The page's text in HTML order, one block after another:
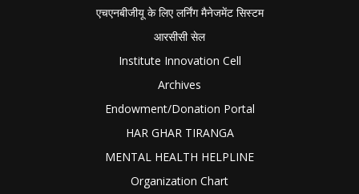
एचएनबीजीयू के लिए लर्निंग मैनेजमेंट सिस्टम
आरसीसी सेल
Institute Innovation Cell
Archives
Endowment/Donation Portal
HAR GHAR TIRANGA
MENTAL HEALTH HELPLINE
Organization Chart